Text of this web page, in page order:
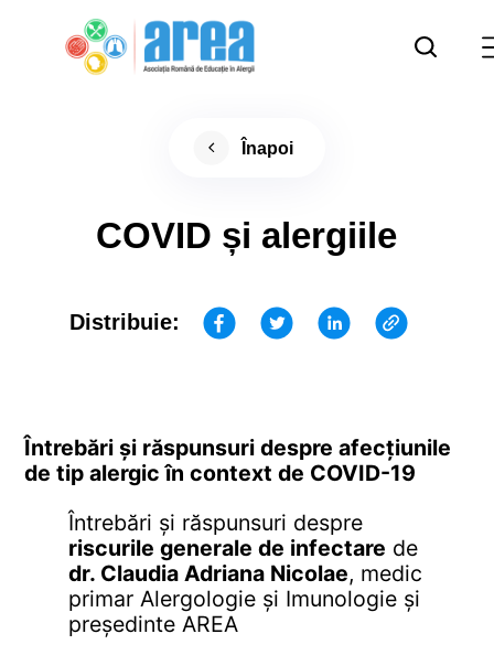
Înapoi
COVID și alergiile
Distribuie:
Întrebări și răspunsuri despre afecțiunile
de tip alergic în context de COVID-19
Întrebări și răspunsuri despre
riscurile generale de infectare de
dr. Claudia Adriana Nicolae, medic
primar Alergologie și Imunologie și
președinte AREA